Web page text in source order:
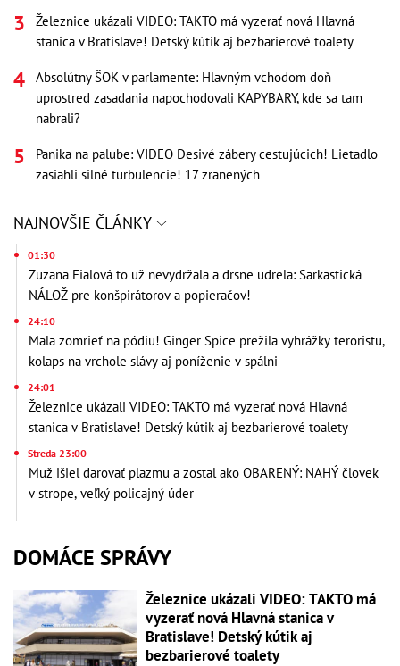
Železnice ukázali VIDEO: TAKTO má vyzerať nová Hlavná
stanica v Bratislave! Detský kútik aj bezbarierové toalety
Absolútny ŠOK v parlamente: Hlavným vchodom doň
uprostred zasadania napochodovali KAPYBARY, kde sa tam
nabrali?
Panika na palube: VIDEO Desivé zábery cestujúcich! Lietadlo
zasiahli silné turbulencie! 17 zranených
NAJNOVŠIE ČLÁNKY
01:30
Zuzana Fialová to už nevydržala a drsne udrela: Sarkastická
NÁLOŽ pre konšpirátorov a popieračov!
24:10
Mala zomrieť na pódiu! Ginger Spice prežila vyhrážky teroristu,
kolaps na vrchole slávy aj poníženie v spálni
24:01
Železnice ukázali VIDEO: TAKTO má vyzerať nová Hlavná
stanica v Bratislave! Detský kútik aj bezbarierové toalety
Streda 23:00
Muž išiel darovať plazmu a zostal ako OBARENÝ: NAHÝ človek
v strope, veľký policajný úder
DOMÁCE SPRÁVY
Železnice ukázali VIDEO: TAKTO má
vyzerať nová Hlavná stanica v
Bratislave! Detský kútik aj
bezbarierové toalety